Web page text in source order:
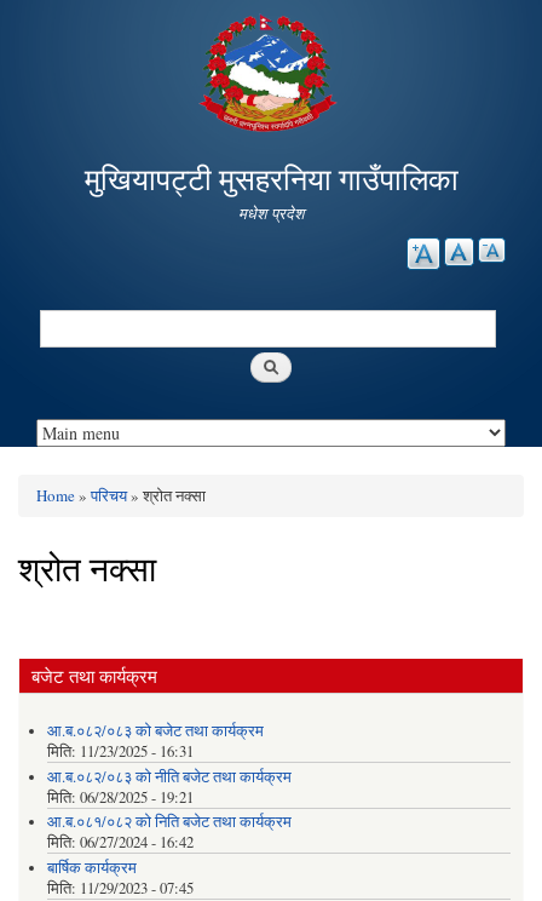
main
content
मुखियापट्टी मुसहरनिया गाउँपालिका
मधेश प्रदेश
Search
Home»परिचय» श्रोत नक्सा
श्रोत नक्सा
बजेट तथा कार्यक्रम
आ.ब.०८२/०८३ को बजेट तथा कार्यक्रम
मिति: 11/23/2025 - 16:31
आ.ब.०८२/०८३ को नीति बजेट तथा कार्यक्रम
मिति: 06/28/2025 - 19:21
आ.ब.०८१/०८२ को निति बजेट तथा कार्यक्रम
मिति: 06/27/2024 - 16:42
बार्षिक कार्यक्रम
मिति: 11/29/2023 - 07:45